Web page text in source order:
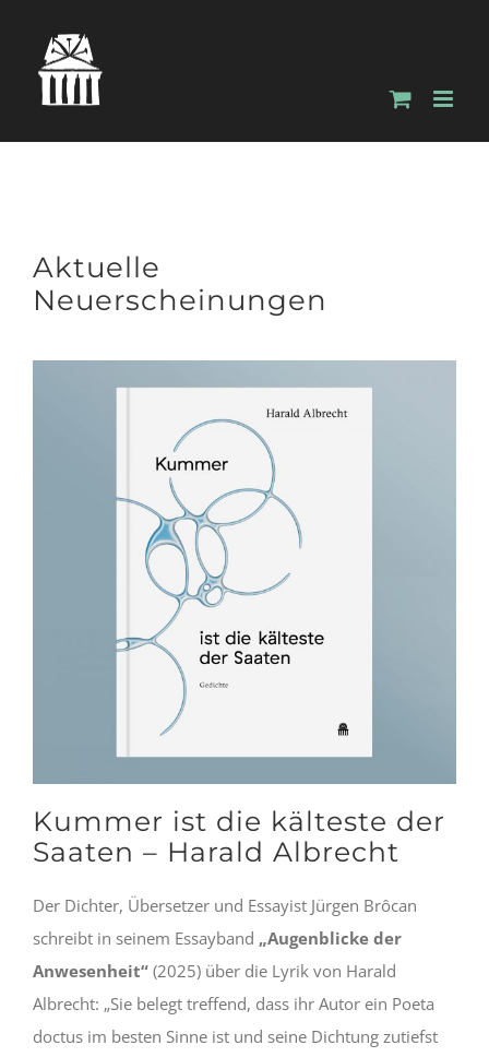
springen
Aktuelle
Neuerscheinungen
Kummer ist die kälteste der
Saaten – Harald Albrecht
Der Dichter, Übersetzer und Essayist Jürgen Brôcan
schreibt in seinem Essayband „Augenblicke der
Anwesenheit“ (2025) über die Lyrik von Harald
Albrecht: „Sie belegt treffend, dass ihr Autor ein Poeta
doctus im besten Sinne ist und seine Dichtung zutiefst